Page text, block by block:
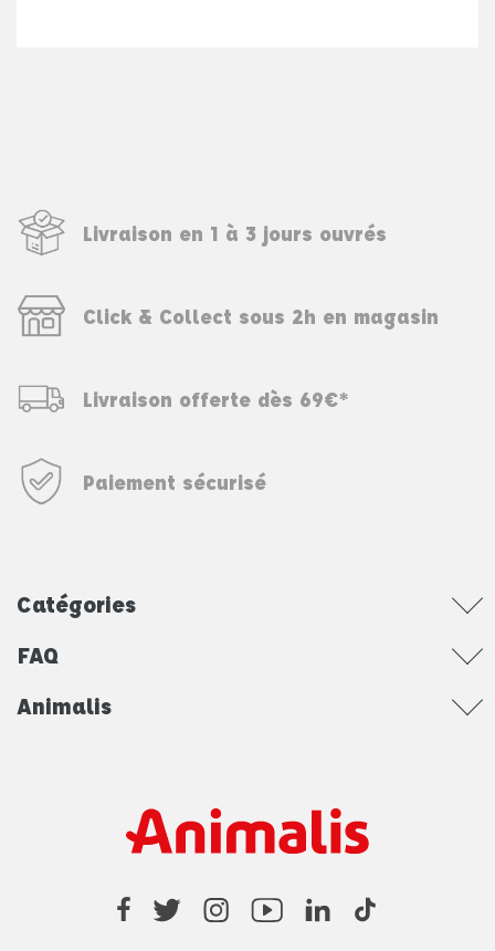
Livraison en 1 à 3 jours ouvrés
Click & Collect sous 2h en magasin
Livraison offerte dès 69€*
Paiement sécurisé
Catégories
FAQ
Animalis